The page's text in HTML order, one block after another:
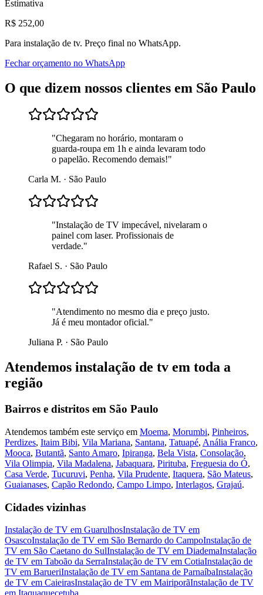
Estimativa
R$ 252,00
Para instalação de tv. Preço final no WhatsApp.
Fechar orçamento no WhatsApp
O que dizem nossos clientes em São Paulo
"Chegaram no horário, montaram o
guarda-roupa em 1h e ainda levaram todo
o papelão. Recomendo demais!"
Carla M. · São Paulo
"Instalação de TV impecável, nivelaram o
painel com laser. Profissionais de
verdade."
Rafael S. · São Paulo
"Atendimento no mesmo dia e preço justo.
Já é meu montador oficial."
Juliana P. · São Paulo
Atendemos instalação de tv em toda a
região
Bairros e distritos em São Paulo
Atendemos também este serviço em Moema, Morumbi, Pinheiros,
Perdizes, Itaim Bibi, Vila Mariana, Santana, Tatuapé, Anália Franco,
Mooca, Butantã, Santo Amaro, Ipiranga, Bela Vista, Consolação,
Vila Olimpia, Vila Madalena, Jabaquara, Pirituba, Freguesia do Ó,
Casa Verde, Tucuruvi, Penha, Vila Prudente, Itaquera, São Mateus,
Guaianases, Capão Redondo, Campo Limpo, Interlagos, Grajaú.
Cidades vizinhas
Instalação de TV em GuarulhosInstalação de TV em
OsascoInstalação de TV em São Bernardo do CampoInstalação de
TV em São Caetano do SulInstalação de TV em DiademaInstalação
de TV em Taboão da SerraInstalação de TV em CotiaInstalação de
TV em BarueriInstalação de TV em Santana de ParnaíbaInstalação
de TV em CaieirasInstalação de TV em MairiporãInstalação de TV